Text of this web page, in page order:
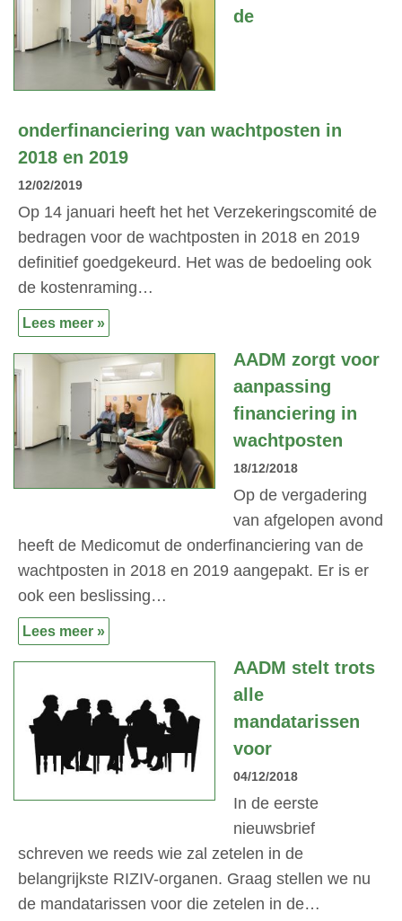
de
onderfinanciering van wachtposten in
2018 en 2019
12/02/2019
Op 14 januari heeft het het Verzekeringscomité de
bedragen voor de wachtposten in 2018 en 2019
definitief goedgekeurd. Het was de bedoeling ook
de kostenraming…
Lees meer »
AADM zorgt voor
aanpassing
financiering in
wachtposten
18/12/2018
Op de vergadering
van afgelopen avond
heeft de Medicomut de onderfinanciering van de
wachtposten in 2018 en 2019 aangepakt. Er is er
ook een beslissing…
Lees meer »
AADM stelt trots
alle
mandatarissen
voor
04/12/2018
In de eerste
nieuwsbrief
schreven we reeds wie zal zetelen in de
belangrijkste RIZIV-organen. Graag stellen we nu
de mandatarissen voor die zetelen in de…